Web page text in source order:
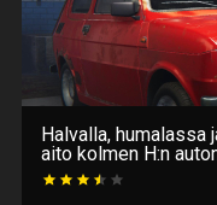
Halvalla, humalassa
aito kolmen H:n